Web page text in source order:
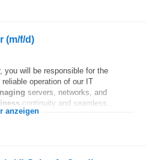
(m/f/d)
you will be responsible for the
operation of our IT
servers, networks, and
continuity and seamless...
anzeigen